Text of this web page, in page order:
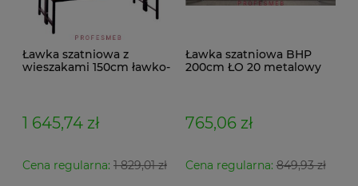
Ławka szatniowa z
wieszakami 150cm ławko-
1 645,74 zł
Cena regularna: 1 829,01 zł
Ławka szatniowa BHP
200cm ŁO 20 metalowy
765,06 zł
Cena regularna:849,93 zł